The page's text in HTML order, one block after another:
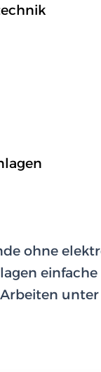
ohne
einfache